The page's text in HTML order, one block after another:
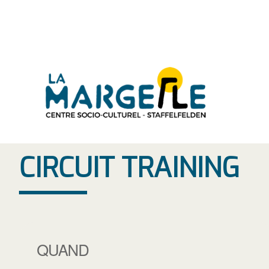
CIRCUIT TRAINING
QUAND